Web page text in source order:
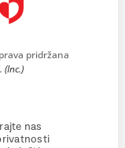
pridržana
nas